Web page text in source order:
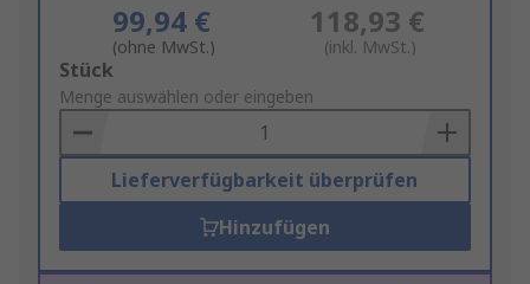
99,94 €
(ohne MwSt.)
118,93 €
(inkl. MwSt.)
Add
to
Basket
Stück
Menge auswählen oder eingeben
Lieferverfügbarkeit überprüfen
Hinzufügen